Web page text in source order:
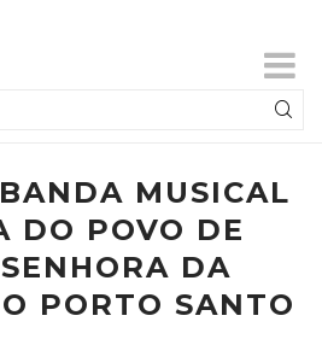
MUSICAL
DO POVO DE
DA
PORTO SANTO